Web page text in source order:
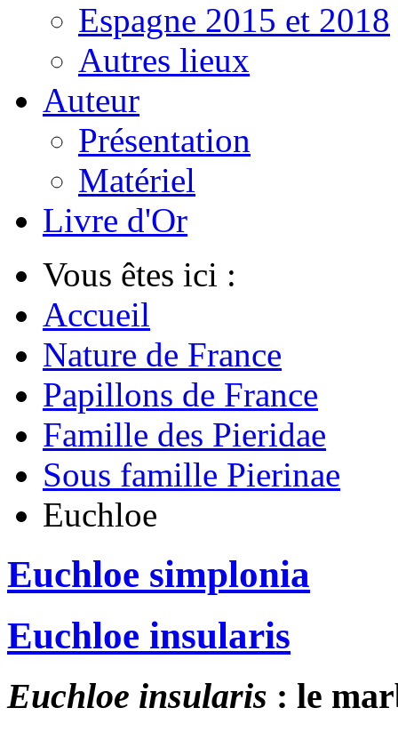
Espagne 2015 et 2018
Autres lieux
Auteur
Présentation
Matériel
Livre d'Or
Vous êtes ici :
Accueil
Nature de France
Papillons de France
Famille des Pieridae
Sous famille Pierinae
Euchloe
Euchloe simplonia
Euchloe insularis
Euchloe insularis : le